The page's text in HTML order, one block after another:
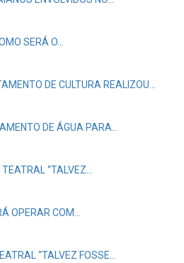
SERÁ O…
DE CULTURA REALIZOU…
DE ÁGUA PARA…
“TALVEZ…
OPERAR COM…
“TALVEZ FOSSE…